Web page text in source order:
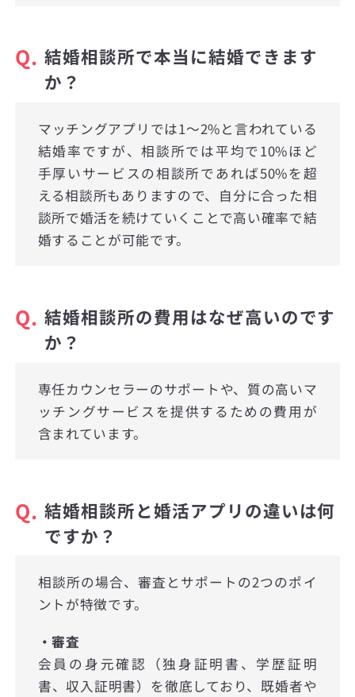
Q. 結婚相談所で本当に結婚できます
か？
マッチングアプリでは1〜2%と言われている
結婚率ですが、相談所では平均で10%ほど
手厚いサービスの相談所であれば50%を超
える相談所もありますので、自分に合った相
談所で婚活を続けていくことで高い確率で結
婚することが可能です。
Q. 結婚相談所の費用はなぜ高いのです
か？
専任カウンセラーのサポートや、質の高いマ
ッチングサービスを提供するための費用が
含まれています。
Q. 結婚相談所と婚活アプリの違いは何
ですか？
相談所の場合、審査とサポートの2つのポイ
ントが特徴です。
・審査
会員の身元確認（独身証明書、学歴証明
書、収入証明書）を徹底しており、既婚者や